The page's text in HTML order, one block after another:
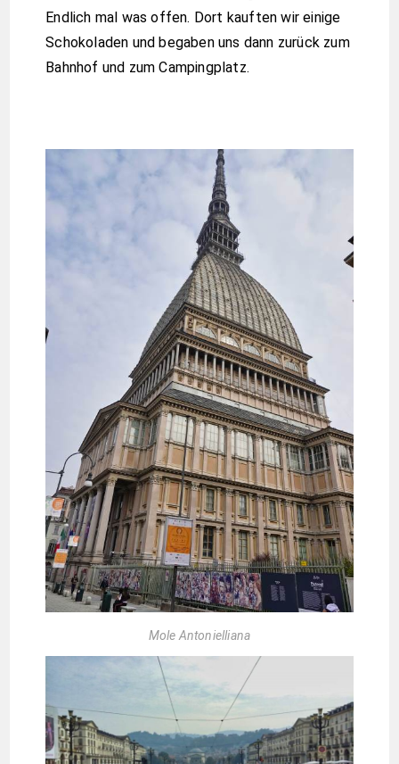
Endlich mal was offen. Dort kauften wir einige
Schokoladen und begaben uns dann zurück zum
Bahnhof und zum Campingplatz.
Mole Antonielliana